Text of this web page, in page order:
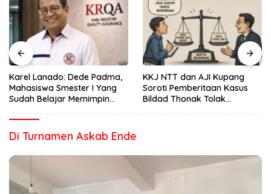
Karel Lanado: Dede Padma,
Mahasiswa Smester I Yang
Sudah Belajar Memimpin
KKJ NTT dan AJI Kupang
Soroti Pemberitaan Kasus
Bildad Thonak Tolak
Di Turnamen Askab Ende